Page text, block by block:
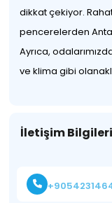
dikkat çekiyor.
pencerelerden
Ayrıca,
ve klima gibi
İletişim Bilgileri